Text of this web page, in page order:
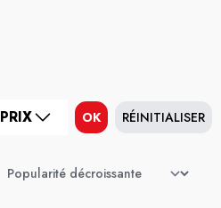
PRIX OK RÉINITIALISER